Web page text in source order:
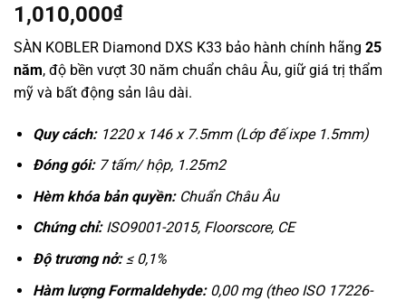
1,010,000₫
SÀN KOBLER Diamond DXS K33 bảo hành chính hãng 25
năm, độ bền vượt 30 năm chuẩn châu Âu, giữ giá trị thẩm
mỹ và bất động sản lâu dài.
Quy cách: 1220 x 146 x 7.5mm (Lớp đế ixpe 1.5mm)
Đóng gói:7 tấm/ hộp, 1.25m2
Hèm khóa bản quyền:Chuẩn Châu Âu
Chứng chỉ:ISO9001-2015, Floorscore, CE
Độ trương nở:≤ 0,1%
Hàm lượng Formaldehyde:0,00 mg (theo ISO 17226-